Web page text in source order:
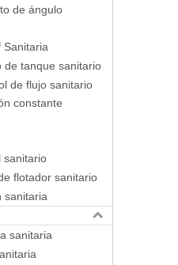
de ángulo
Sanitaria
de tanque sanitario
de flujo sanitario
constante
sanitario
flotador sanitario
sanitaria
sanitaria